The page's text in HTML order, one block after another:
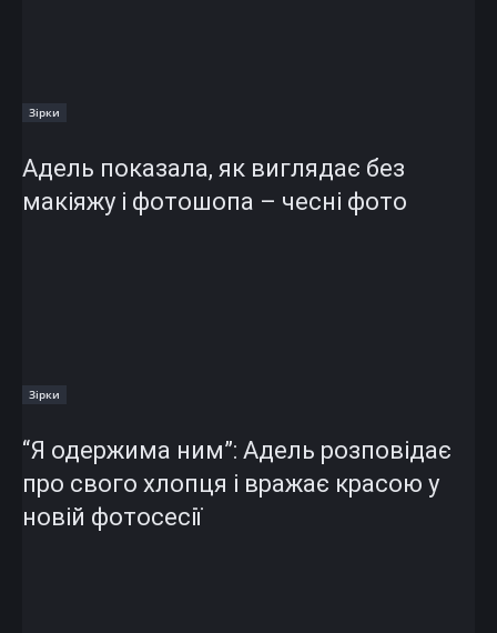
Зірки
Адель показала, як виглядає без
макіяжу і фотошопа – чесні фото
Зірки
“Я одержима ним”: Адель розповідає
про свого хлопця і вражає красою у
новій фотосесії